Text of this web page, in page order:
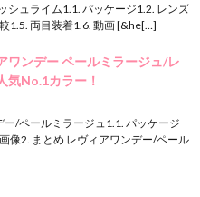
シュライム1.1. パッケージ1.2. レンズ
1.5. 両目装着1.6. 動画 [&he[…]
ワンデー ペールミラージュ/レ
気No.1カラー！
ー/ペールミラージュ1.1. パッケージ
像2. まとめ レヴィアワンデー/ペール